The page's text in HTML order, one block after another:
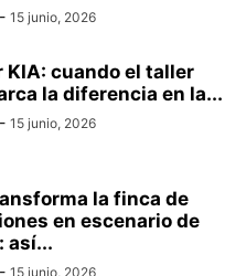
- 15 junio, 2026
KIA: cuando el taller
la diferencia en la...
- 15 junio, 2026
la finca de
en escenario de
así...
- 15 junio, 2026